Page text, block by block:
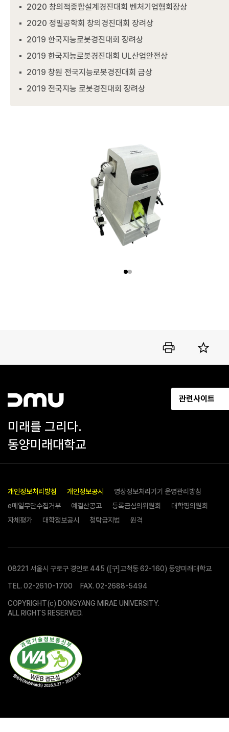
2020 창의적종합설계경진대회 벤처기업협회장상
2020 정밀공학회 창의경진대회 장려상
2019 한국지능로봇경진대회 장려상
2019 한국지능로봇경진대회 UL산업안전상
2019 창원 전국지능로봇경진대회 금상
2019 전국지능 로봇경진대회 장려상
미래를 그리다.
동양미래대학교
관련사이트
개인정보처리방침 개인정보공시
영상정보처리기기 운영관리방침
e메일무단수집거부
예결산공고 등록금심의위원회
대학평의원회
자체평가
대학정보공시 청탁금지법 원격
08221 서울시 구로구 경인로 445 ([구]고척동 62-160) 동양미래대학교
TEL. 02-2610-1700 FAX. 02-2688-5494
COPYRIGHT(c) DONGYANG MIRAE UNIVERSITY.
ALL RIGHTS RESERVED.